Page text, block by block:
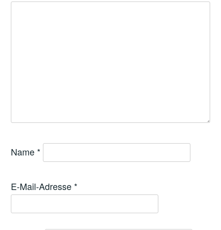
Name *
E-Mail-Adresse *